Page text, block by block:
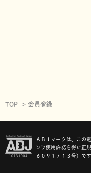
TOP 会員登録
ＡＢＪマークは、この
ンツ使用許諾を得た正
６０９１７１３号）です